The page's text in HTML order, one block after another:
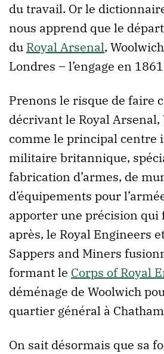
du travail. Or le
nous apprend que le
du Royal Arsenal,
Londres – l’engage en
Prenons le risque de faire
décrivant le Royal Arsenal,
comme le principal centre
militaire britannique,
fabrication d’armes, de
d’équipements pour
apporter une précision qui
après, le Royal Engineers
Sappers and Miners
formant le Corps of Royal
déménage de Woolwich
quartier général à
On sait désormais que sa